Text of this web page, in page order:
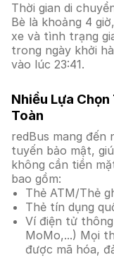
Thời gian di
Bè là khoảng 4
xe và tình trạng
trong ngày khởi
vào lúc 23:41.
Nhiều Lựa
Toàn
redBus mang
tuyến bảo mật,
không cần tiền
bao gồm:
Thẻ ATM/Thẻ
Thẻ tín dụng
Ví điện tử
MoMo,...) Mọi
được mã hóa,